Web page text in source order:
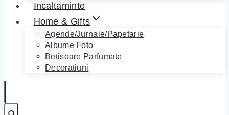
Incaltaminte
Home & Gifts
Agende/Jurnale/Papetarie
Albume Foto
Betisoare Parfumate
Decoratiuni